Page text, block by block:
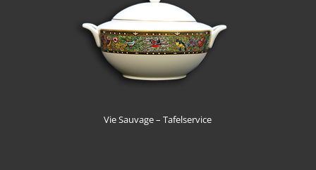
Vie Sauvage – Tafelservice